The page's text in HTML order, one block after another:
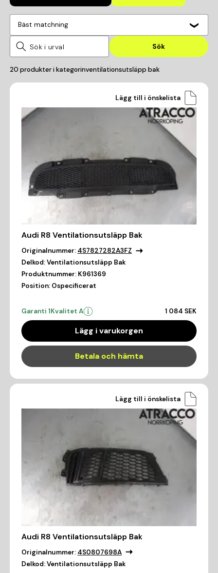
Bäst matchning
Sök
20 produkter i kategorinventilationsutsläpp bak
Lägg till i önskelista
Audi R8 Ventilationsutsläpp Bak
Originalnummer: 4S7827282A3FZ
Delkod:Ventilationsutsläpp Bak
Produktnummer: K961369
Position: Ospecificerat
Garanti 1Kvalitet A 1 084 SEK
Lägg i varukorgen
Betala och hämta
Lägg till i önskelista
Audi R8 Ventilationsutsläpp Bak
Originalnummer: 4S0807698A
Delkod:Ventilationsutsläpp Bak